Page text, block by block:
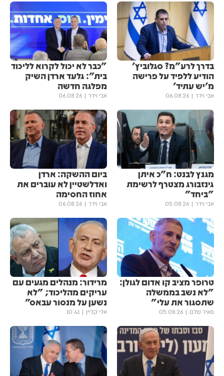
בדרך לרע"מ? סגלוביץ'
הודיע ללפיד על פרישה
מ'יש עתיד'
אבי וידר 06.08.26
"כבר לא יכול לקרוא לליכוד
בית": גלעד ארדן השיק
מפלגה חדשה
אבי וידר 06.08.26
מגנץ לבנט: ח"כ איתן
גינזבורג מצטרף לרשימת
"ביחד"
אבי וידר 05.08.26
ביום ההשקה: ארדן
ואדלשטיין לא עוברים את
אחוז החסימה
אבי וידר 06.08.26
טרופר מציב קו אדום לגולן:
"לא נשב בממשלה
שתסגור את עלי"
מאיר שלם 05.08.26
מרידור: מנהלים מגעים עם
עריקים מהליכוד; "לא
נשען על מנסור עבאס"
אלי קליין 10:41